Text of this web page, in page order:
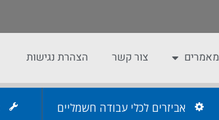
מאמרים צור קשר הצהרת נגישות
אביזרים לכלי עבודה חשמליים